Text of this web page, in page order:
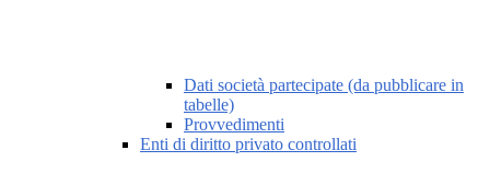
Dati società partecipate (da pubblicare in
tabelle)
Provvedimenti
Enti di diritto privato controllati